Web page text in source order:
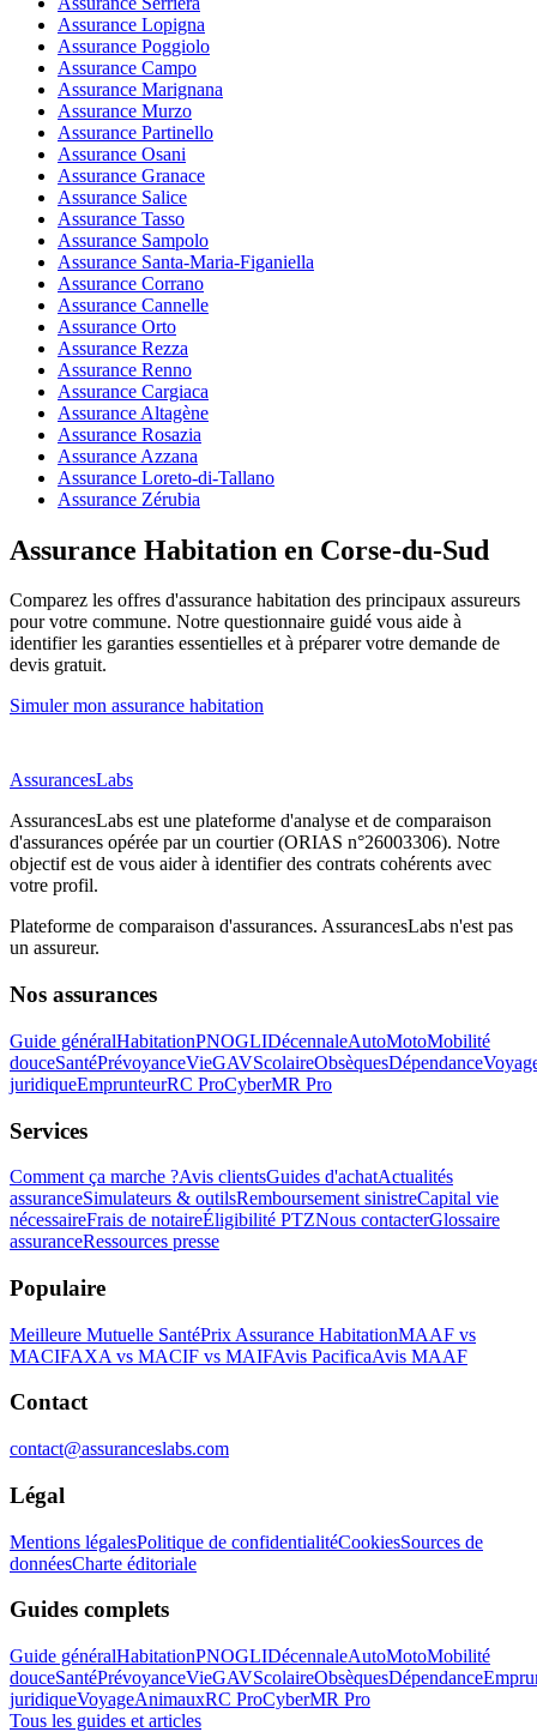
Assurance Lopigna
Assurance Poggiolo
Assurance Campo
Assurance Marignana
Assurance Murzo
Assurance Partinello
Assurance Osani
Assurance Granace
Assurance Salice
Assurance Tasso
Assurance Sampolo
Assurance Santa-Maria-Figaniella
Assurance Corrano
Assurance Cannelle
Assurance Orto
Assurance Rezza
Assurance Renno
Assurance Cargiaca
Assurance Altagène
Assurance Rosazia
Assurance Azzana
Assurance Loreto-di-Tallano
Assurance Zérubia
Assurance Habitation en Corse-du-Sud
Comparez les offres d'assurance habitation des principaux assureurs
pour votre commune. Notre questionnaire guidé vous aide à
identifier les garanties essentielles et à préparer votre demande de
devis gratuit.
Simuler mon assurance habitation
AssurancesLabs
AssurancesLabs est une plateforme d'analyse et de comparaison
d'assurances opérée par un courtier (ORIAS n°26003306). Notre
objectif est de vous aider à identifier des contrats cohérents avec
votre profil.
Plateforme de comparaison d'assurances. AssurancesLabs n'est pas
un assureur.
Nos assurances
Guide généralHabitationPNOGLIDécennaleAutoMotoMobilité
douceSantéPrévoyanceVieGAVScolaireObsèquesDépendance
juridiqueEmprunteurRC ProCyberMR Pro
Services
Comment ça marche ?Avis clientsGuides d'achatActualités
assuranceSimulateurs & outilsRemboursement sinistreCapital vie
nécessaireFrais de notaireÉligibilité PTZNous contacterGlossaire
assuranceRessources presse
Populaire
Meilleure Mutuelle SantéPrix Assurance HabitationMAAF vs
MACIFAXA vs MACIF vs MAIFAvis PacificaAvis MAAF
Contact
contact@assuranceslabs.com
Légal
Mentions légalesPolitique de confidentialitéCookiesSources de
donnéesCharte éditoriale
Guides complets
Guide généralHabitationPNOGLIDécennaleAutoMotoMobilité
douceSantéPrévoyanceVieGAVScolaireObsèquesDépendance
juridiqueVoyageAnimauxRC ProCyberMR Pro
Tous les guides et articles